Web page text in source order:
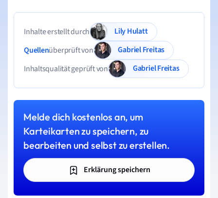
Inhalte erstellt durch
Lily Hulatt
Quellenüberprüft von
Gabriel Freitas
Inhaltsqualität geprüft von
Gabriel Freitas
Melde dich kostenlos an, um
Karteikarten zu speichern, zu
bearbeiten und selbst zu erstellen.
Erklärung speichern